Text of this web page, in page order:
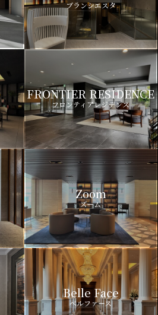
ブランシエスタ
FRONTIER RESIDENCE
フロンティアレジデンス
Zoom
ズーム
Belle Face
ベルファース